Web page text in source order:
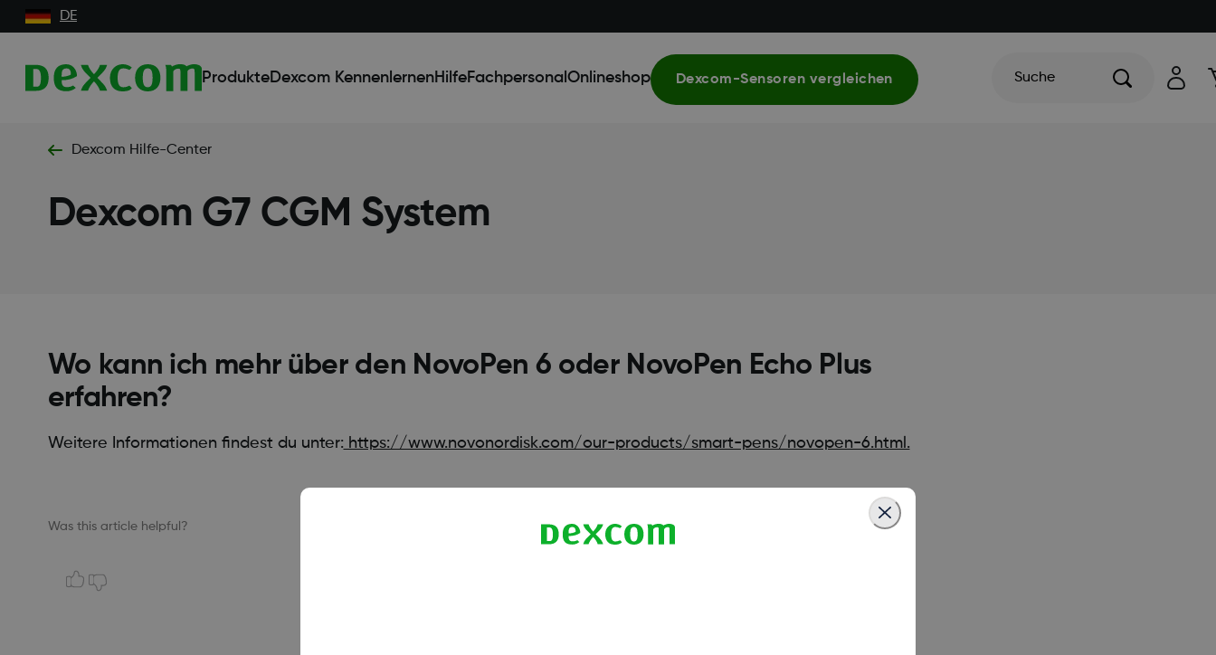
DE
ProdukteDexcom KennenlernenHilfeFachpersonal Onlineshop Dexcom-Sensoren vergleichen Suche
Dexcom Hilfe-Center
Dexcom G7 CGM System
Wo kann ich mehr über den NovoPen 6 oder NovoPen Echo Plus
erfahren?
Weitere Informationen findest du unter: https://www.novonordisk.com/our-products/smart-pens/novopen-6.html.
Was this article helpful?